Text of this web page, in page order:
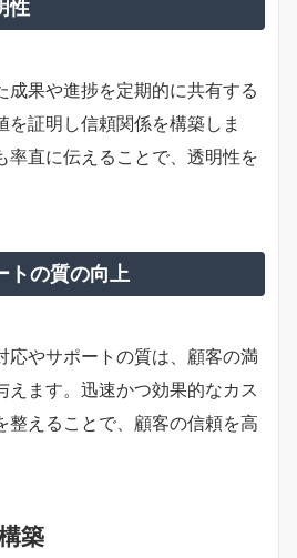
性
成果や進捗を定期的に共有する
を証明し信頼関係を構築しま
率直に伝えることで、透明性を
トの質の向上
応やサポートの質は、顧客の満
えます。迅速かつ効果的なカス
整えることで、顧客の信頼を高
築